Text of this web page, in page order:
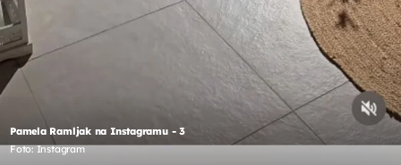
Pamela Ramljak na Instagramu - 3
Foto: Instagram